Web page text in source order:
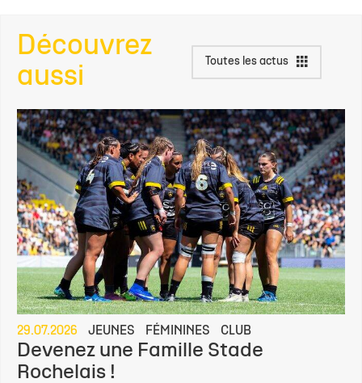
Découvrez
aussi
Toutes les actus
29.07.2026 JEUNES FÉMININES CLUB
Devenez une Famille Stade
Rochelais !